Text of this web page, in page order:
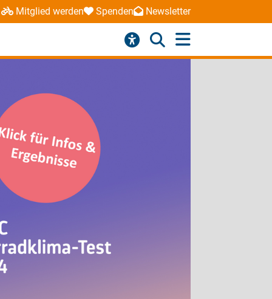
Mitglied werden Spenden Newsletter